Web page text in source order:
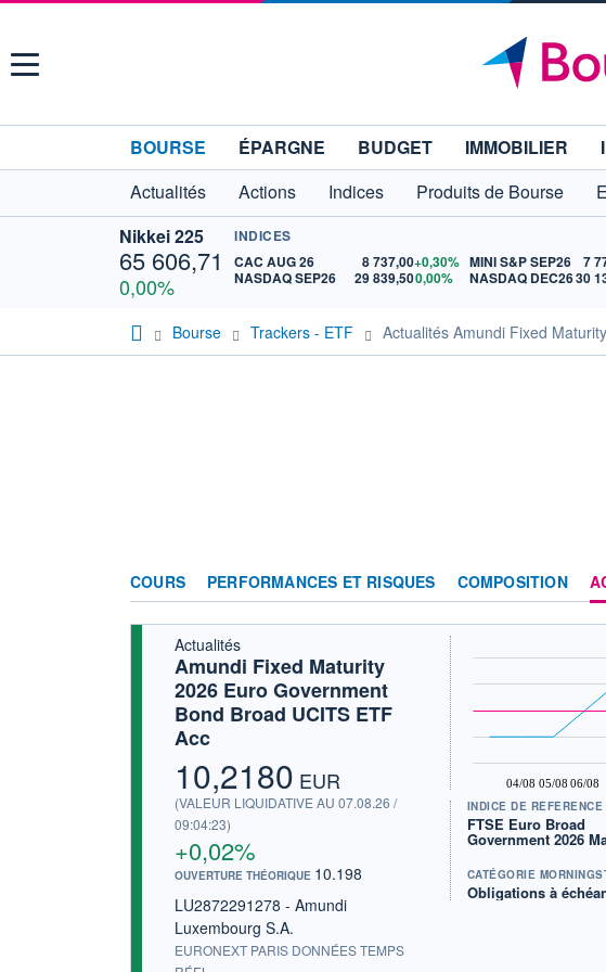
Menu
BOURSE ÉPARGNE BUDGET IMMOBILIER
Actualités
Actions Indices Produits de Bourse
Nikkei 225
65 606,71
0,00%
INDICES
CAC AUG 26
8 737,00+0,30%
NASDAQ SEP26
29 839,500,00%
MINI S&P SEP26 7
NASDAQ DEC2630
Bourse Trackers - ETF Actualités Amundi Fixed
COURS PERFORMANCES ET RISQUES COMPOSITION
Actualités
Amundi Fixed Maturity
2026 Euro Government
Bond Broad UCITS ETF
Acc
10,2180 EUR
(VALEUR LIQUIDATIVE AU 07.08.26 /
09:04:23)
+0,02%
OUVERTURE THÉORIQUE 10.198
LU2872291278 - Amundi
Luxembourg S.A.
EURONEXT PARIS DONNÉES TEMPS
04/08 05/08 06/08
INDICE DE RÉFÉRENCE
FTSE Euro Broad
Government 2026
CATÉGORIE
Obligations à